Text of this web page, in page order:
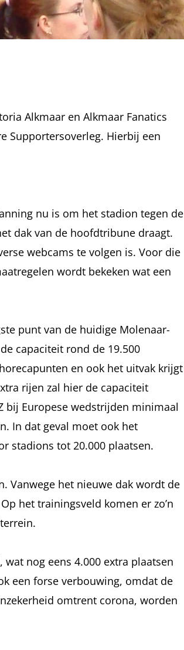
Alkmaar en Alkmaar Fanatics
Supportersoverleg. Hierbij een
nu is om het stadion tegen de
dak van de hoofdtribune draagt.
webcams te volgen is. Voor die
wordt bekeken wat een
punt van de huidige Molenaar-
capaciteit rond de 19.500
en ook het uitvak krijgt
rijen zal hier de capaciteit
bij Europese wedstrijden minimaal
In dat geval moet ook het
stadions tot 20.000 plaatsen.
Vanwege het nieuwe dak wordt de
het trainingsveld komen er zo’n
nog eens 4.000 extra plaatsen
een forse verbouwing, omdat de
omtrent corona, worden